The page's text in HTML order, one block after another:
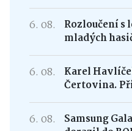
6. 08.
Rozloučení s
mladých
6. 08.
Karel
Čertovina.
6. 08.
Samsung